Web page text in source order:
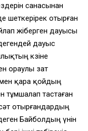
санасынан
шеткерірек отырған
жіберген дауысы
дауыс
көзіне
ораулы зат
қара қойдың
тұмшалап тастаған
отырғандардың
Байболдың үнін